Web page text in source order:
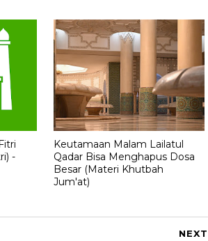
-
Keutamaan Malam Lailatul
Qadar Bisa Menghapus Dosa
Besar (Materi Khutbah
Jum'at)
NEXT